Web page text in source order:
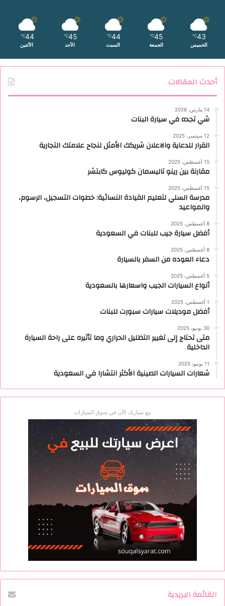
43
℃
الخميس
45
℃
الجمعة
44
℃
السبت
45
℃
الأحد
44
℃
الأثنين
أحدث المقالات
14 مارس، 2026
شي تجده في سيارة البنات
12 سبتمبر، 2025
القرار للدعاية والاعلان شريكك الأمثل لنجاح علامتك التجارية
15 أغسطس، 2025
مقارنة بين رينو تاليسمان كوليوس كابتشر
15 أغسطس، 2025
مدرسة السلي لتعليم القيادة النسائية: خطوات التسجيل، الرسوم،
والمواعيد
8 أغسطس، 2025
أفضل سيارة جيب للبنات في السعودية
8 أغسطس، 2025
دعاء العوده من السفر بالسيارة
5 أغسطس، 2025
أنواع السيارات الجيب واسعارها بالسعودية
1 أغسطس، 2025
أفضل موديلات سيارات سبورت للبنات
30 يونيو، 2025
متى تحتاج إلى تغيير التظليل الحراري وما تأثيره على راحة السيارة
الداخلية
11 يونيو، 2025
شعارات السيارات الصينية الأكثر انتشارا في السعودية
بيع سيارتك الآن في سوق السيارات
القائمة البريدية